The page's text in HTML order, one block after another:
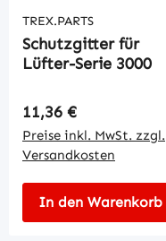
TREX.PARTS
Schutzgitter für
Lüfter-Serie 3000
Regulärer Preis:
11,36 €
Preise inkl. MwSt. zzgl.
Versandkosten
In den Warenkorb